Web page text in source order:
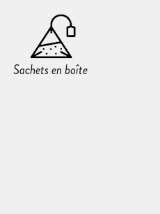
Sachets en boîte